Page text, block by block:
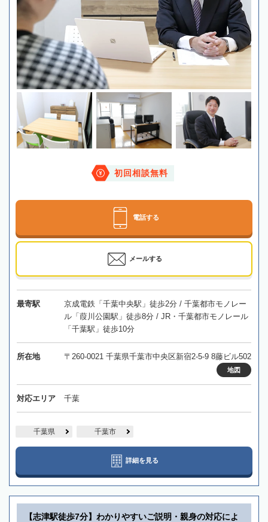
初回相談無料
電話する
メールする
最寄駅
京成電鉄「千葉中央駅」徒歩2分 / 千葉都市モノレー
ル「葭川公園駅」徒歩8分 / JR・千葉都市モノレール
「千葉駅」徒歩10分
所在地 〒260-0021 千葉県千葉市中央区新宿2-5-9 8藤ビル502
地図
対応エリア 千葉
千葉県 千葉市
詳細を見る
【志津駅徒歩7分】わかりやすいご説明・親身の対応によ